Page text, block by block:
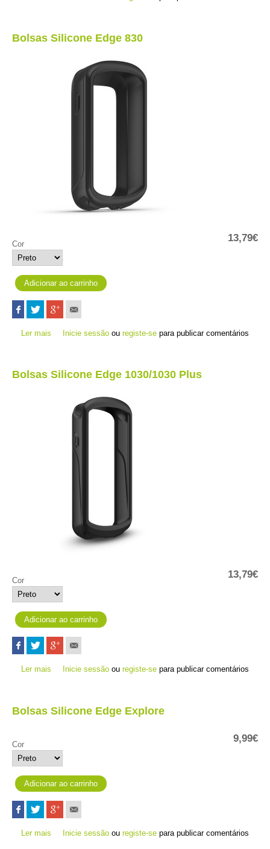
Bolsas Silicone Edge 830
13,79€
Cor
Ler mais acerca de Bolsas Silicone Edge 830
Inicie sessão ouregiste-se para publicar comentários
Bolsas Silicone Edge 1030/1030 Plus
13,79€
Cor
Ler mais acerca de Bolsas Silicone Edge 1030/1030 Plus
Inicie sessão ouregiste-se para publicar comentários
Bolsas Silicone Edge Explore
9,99€
Cor
Ler mais acerca de Bolsas Silicone Edge Explore
Inicie sessão ouregiste-se para publicar comentários